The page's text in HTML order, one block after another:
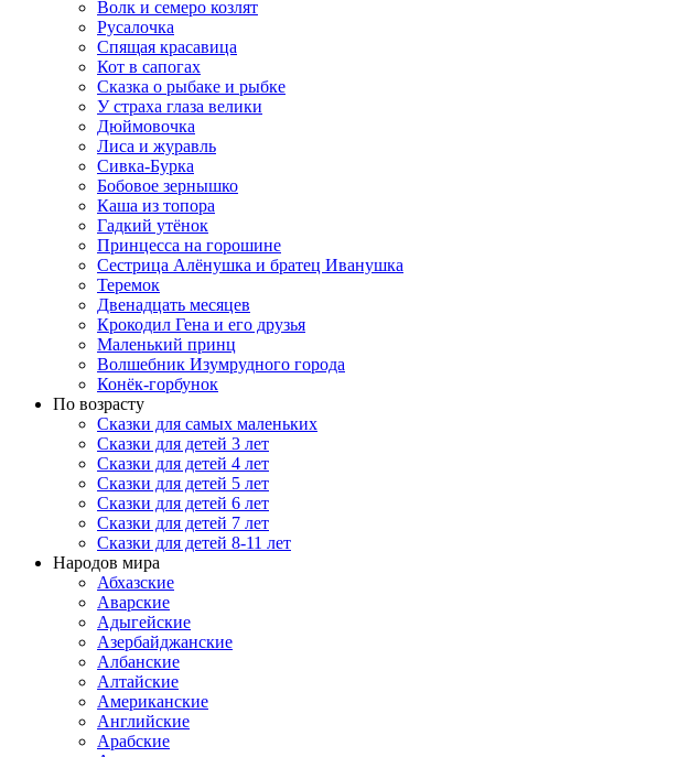
Волк и семеро козлят
Русалочка
Спящая красавица
Кот в сапогах
Сказка о рыбаке и рыбке
У страха глаза велики
Дюймовочка
Лиса и журавль
Сивка-Бурка
Бобовое зернышко
Каша из топора
Гадкий утёнок
Принцесса на горошине
Сестрица Алёнушка и братец Иванушка
Теремок
Двенадцать месяцев
Крокодил Гена и его друзья
Маленький принц
Волшебник Изумрудного города
Конёк-горбунок
По возрасту
Сказки для самых маленьких
Сказки для детей 3 лет
Сказки для детей 4 лет
Сказки для детей 5 лет
Сказки для детей 6 лет
Сказки для детей 7 лет
Сказки для детей 8-11 лет
Народов мира
Абхазские
Аварские
Адыгейские
Азербайджанские
Албанские
Алтайские
Американские
Английские
Арабские